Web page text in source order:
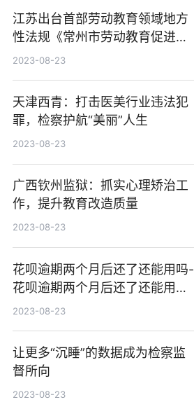
江苏出台首部劳动教育领域地方
性法规《常州市劳动教育促进条
例》
2023-08-23
天津西青：打击医美行业违法犯
罪，检察护航“美丽”人生
2023-08-23
广西钦州监狱：抓实心理矫治工
作，提升教育改造质量
2023-08-23
花呗逾期两个月后还了还能用吗-
花呗逾期两个月后还了还能用吗
怎么办
2023-08-23
让更多“沉睡”的数据成为检察监
督所向
2023-08-23